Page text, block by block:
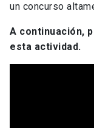
un concurso
A continuación,
esta actividad.